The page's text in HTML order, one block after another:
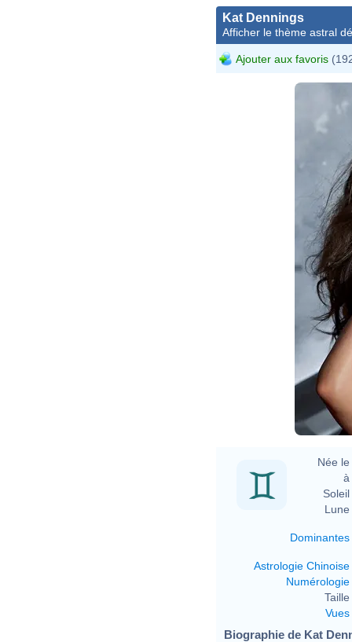
Kat Dennings
Afficher le thème astral
Ajouter aux favoris
Née le
à
Soleil
Lune
Dominantes
Astrologie Chinoise
Numérologie
Taille
Vues
Biographie de Kat